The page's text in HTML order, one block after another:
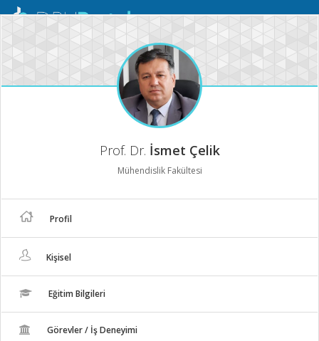
Mobil
Prof. Dr. İsmet Çelik
Mühendislik Fakültesi
Profil
Kişisel
Eğitim Bilgileri
Görevler / İş Deneyimi